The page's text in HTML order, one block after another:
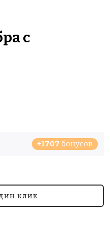
с
+1707 бонусов
клик